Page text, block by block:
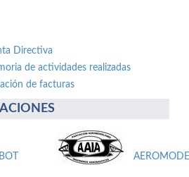
Directiva
de actividades realizadas
de facturas